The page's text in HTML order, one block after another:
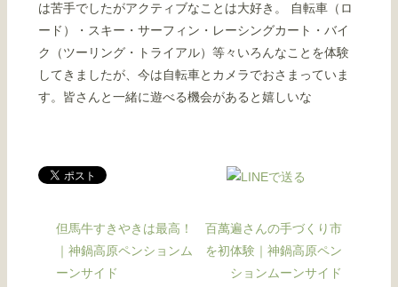
は苦手でしたがアクティブなことは大好き。 自転車（ロ
ード）・スキー・サーフィン・レーシングカート・バイ
ク（ツーリング・トライアル）等々いろんなことを体験
してきましたが、今は自転車とカメラでおさまっていま
す。皆さんと一緒に遊べる機会があると嬉しいな
但馬牛すきやきは最高！
｜神鍋高原ペンションム
ーンサイド
百萬遍さんの手づくり市
を初体験｜神鍋高原ペン
ションムーンサイド